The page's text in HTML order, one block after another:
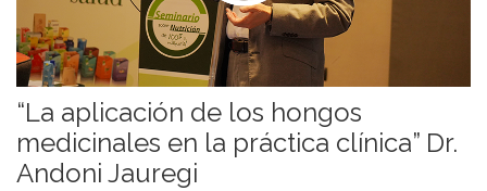
“La aplicación de los hongos
medicinales en la práctica clínica” Dr.
Andoni Jauregi